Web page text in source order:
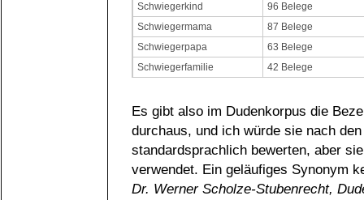
Schwiegerkind
96 Belege
Schwiegermama
87 Belege
Schwiegerpapa
63 Belege
Schwiegerfamilie
42 Belege
Es gibt also im Dudenkorpus die
durchaus, und ich würde sie nach
standardsprachlich bewerten, aber
verwendet. Ein geläufiges Synonym
Dr. Werner Scholze-Stubenrecht,